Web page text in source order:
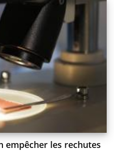
empêcher les rechutes